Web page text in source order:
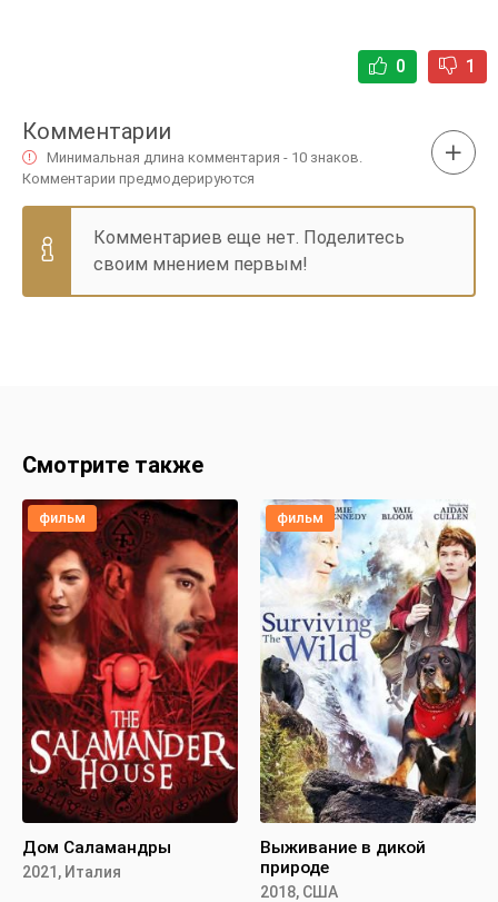
0 1
Комментарии
Минимальная длина комментария - 10 знаков.
Комментарии предмодерируются
Комментариев еще нет. Поделитесь
своим мнением первым!
Смотрите также
фильм
Дом Саламандры
2021, Италия
фильм
Выживание в дикой
природе
2018, США